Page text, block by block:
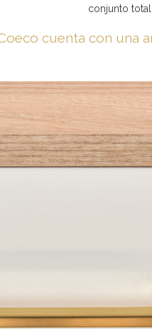
conjunto
cuenta con una